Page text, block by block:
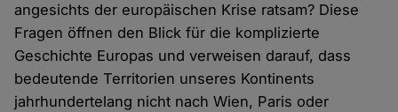
angesichts der europäischen Krise ratsam? Diese
Fragen öffnen den Blick für die komplizierte
Geschichte Europas und verweisen darauf, dass
bedeutende Territorien unseres Kontinents
jahrhundertelang nicht nach Wien, Paris oder